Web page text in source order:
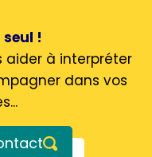
seul !
aider à interpréter
dans vos